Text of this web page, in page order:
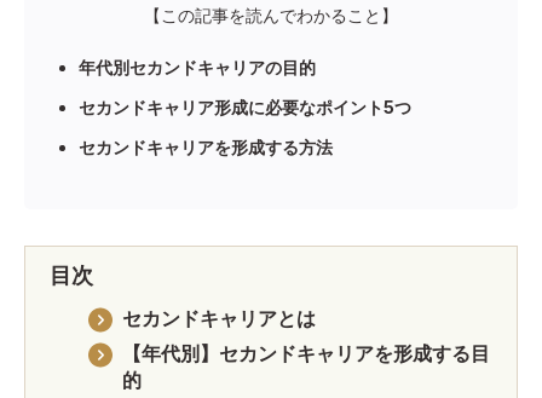
【この記事を読んでわかること】
年代別セカンドキャリアの目的
セカンドキャリア形成に必要なポイント5つ
セカンドキャリアを形成する方法
目次
セカンドキャリアとは
【年代別】セカンドキャリアを形成する目
的